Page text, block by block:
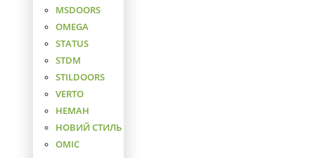
MSDOORS
OMEGA
STATUS
STDM
STILDOORS
VERTO
НЕМАН
НОВИЙ СТИЛЬ
ОМІС